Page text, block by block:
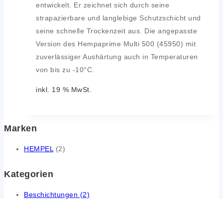
entwickelt. Er zeichnet sich durch seine
strapazierbare und langlebige Schutzschicht und
seine schnelle Trockenzeit aus. Die angepasste
Version des Hempaprime Multi 500 (45950) mit
zuverlässiger Aushärtung auch in Temperaturen
von bis zu -10°C.
inkl. 19 % MwSt.
Marken
HEMPEL (2)
Kategorien
Beschichtungen (2)